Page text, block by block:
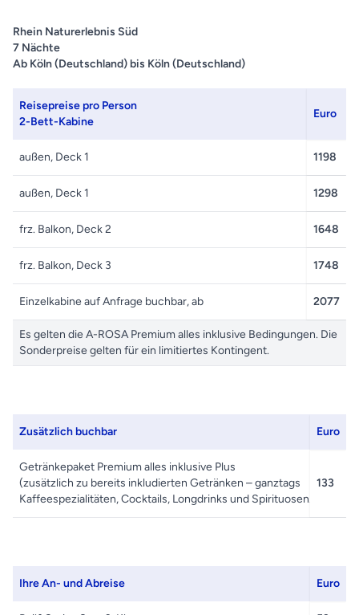
Rhein Naturerlebnis Süd
7 Nächte
Ab Köln (Deutschland) bis Köln (Deutschland)
Reisepreise pro Person
2-Bett-Kabine
Euro
außen, Deck 1 1198
außen, Deck 1 1298
frz. Balkon, Deck 2 1648
frz. Balkon, Deck 3 1748
Einzelkabine auf Anfrage buchbar, ab 2077
Es gelten die A-ROSA Premium alles inklusive Bedingungen. Die
Sonderpreise gelten für ein limitiertes Kontingent.
Zusätzlich buchbar Euro
Getränkepaket Premium alles inklusive Plus
(zusätzlich zu bereits inkludierten Getränken – ganztags
Kaffeespezialitäten, Cocktails, Longdrinks und Spirituosen.)
133
Ihre An- und Abreise Euro